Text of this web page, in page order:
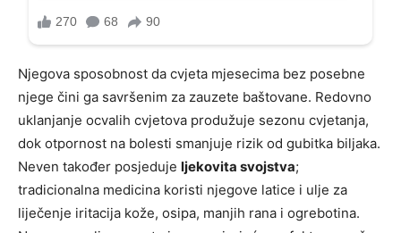
Njegova sposobnost da cvjeta mjesecima bez posebne
njege čini ga savršenim za zauzete baštovane. Redovno
uklanjanje ocvalih cvjetova produžuje sezonu cvjetanja,
dok otpornost na bolesti smanjuje rizik od gubitka biljaka.
Neven također posjeduje ljekovita svojstva;
tradicionalna medicina koristi njegove latice i ulje za
liječenje iritacija kože, osipa, manjih rana i ogrebotina.